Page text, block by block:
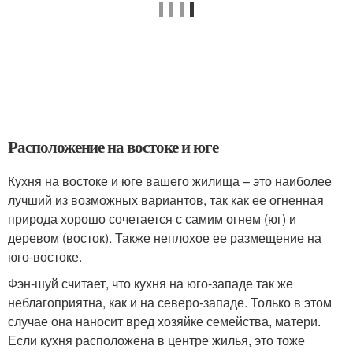
Расположение на востоке и юге
Кухня на востоке и юге вашего жилища – это наиболее
лучший из возможных вариантов, так как ее огненная
природа хорошо сочетается с самим огнем (юг) и
деревом (восток). Также неплохое ее размещение на
юго-востоке.
Фэн-шуй считает, что кухня на юго-западе так же
неблагоприятна, как и на северо-западе. Только в этом
случае она наносит вред хозяйке семейства, матери.
Если кухня расположена в центре жилья, это тоже